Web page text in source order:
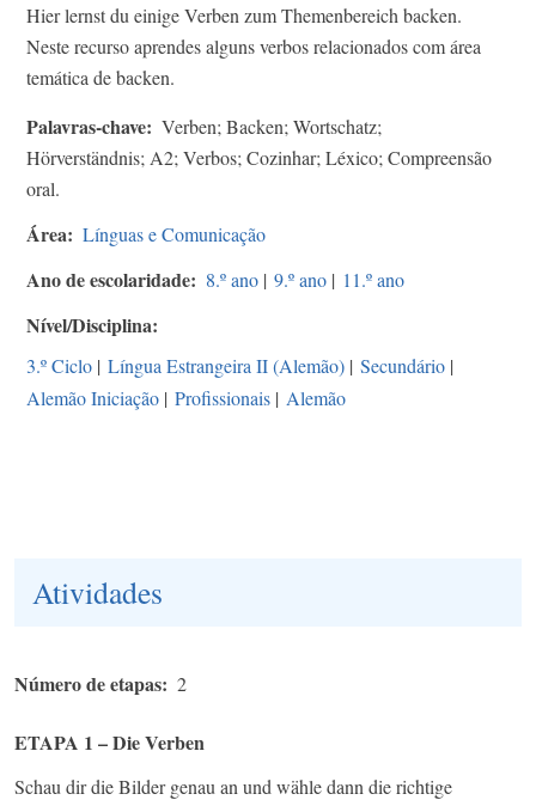
Hier lernst du einige Verben zum Themenbereich backen.
Neste recurso aprendes alguns verbos relacionados com área
temática de backen.
Palavras-chave
Verben; Backen; Wortschatz;
Hörverständnis; A2; Verbos; Cozinhar; Léxico; Compreensão
oral.
Área Línguas e Comunicação
Ano de escolaridade 8.º ano | 9.º ano | 11.º ano
Nível/Disciplina
3.º Ciclo | Língua Estrangeira II (Alemão) | Secundário |
Alemão Iniciação | Profissionais | Alemão
Atividades
Número de etapas 2
ETAPA 1 – Die Verben
Schau dir die Bilder genau an und wähle dann die richtige